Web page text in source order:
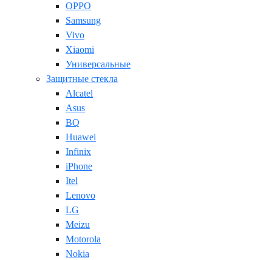
OPPO
Samsung
Vivo
Xiaomi
Универсальные
Защитные стекла
Alcatel
Asus
BQ
Huawei
Infinix
iPhone
Itel
Lenovo
LG
Meizu
Motorola
Nokia